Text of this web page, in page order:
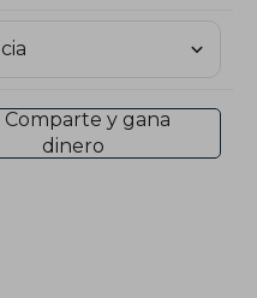
Comparte y gana
dinero